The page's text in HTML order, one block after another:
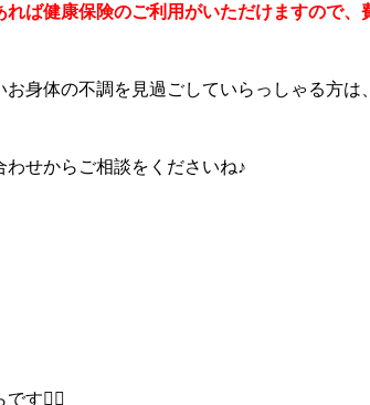
ば健康保険のご利用がいただけますので、
身体の不調を見過ごしていらっしゃる方は
せからご相談をくださいね♪
す💁‍♀️